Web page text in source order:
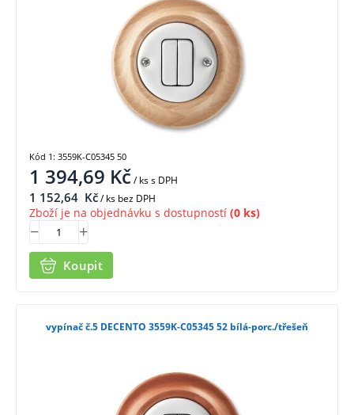
1 394,69 Kč/ kss DPH
1 152,64 Kč/ ks bez DPH
Zboží je na objednávku s dostupností (0 ks)
Koupit
Kód 1: 3559K-C05345 50
vypínač č.5 DECENTO 3559K-C05345 52 bílá-porc./třešeň